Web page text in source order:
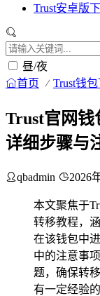
Trust安卓版
昼/夜
首页 Trust钱
Trust官网钱
详细步骤与
qbadmin 2026
本文聚焦于
转移教程，
在该钱包中
中的注意事
题，确保转
有一定经验